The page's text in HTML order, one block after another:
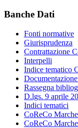
Banche Dati
Fonti normative
Giurisprudenza
Contrattazione
Interpelli
Indice tematico
Rassegna
D.lgs. 9 aprile
Indici tematici
CoReCo
CoReCo